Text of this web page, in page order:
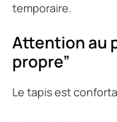
temporaire.
Attention au
propre”
Le tapis est